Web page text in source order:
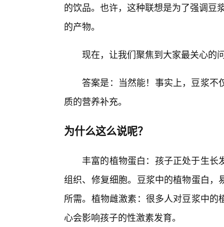
的饮品。也许，这种联想是为了强调豆
的产物。
现在，让我们聚焦到大家最关心的
答案是：当然能！事实上，豆浆
质的营养补充。
为什么这么说呢？
丰富的植物蛋白：孩子正处于生
组织、修复细胞。豆浆中的植物蛋白
所需。植物雌激素：很多人对豆浆中
心会影响孩子的性激素发育。